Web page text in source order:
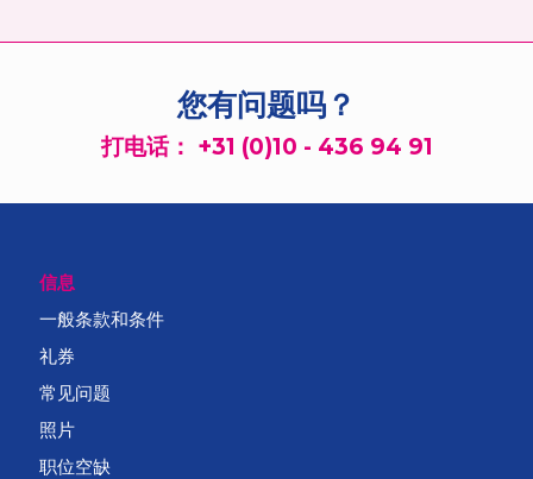
您有问题吗？
打电话： +31 (0)10 - 436 94 91
信息
一般条款和条件
礼券
常见问题
照片
职位空缺